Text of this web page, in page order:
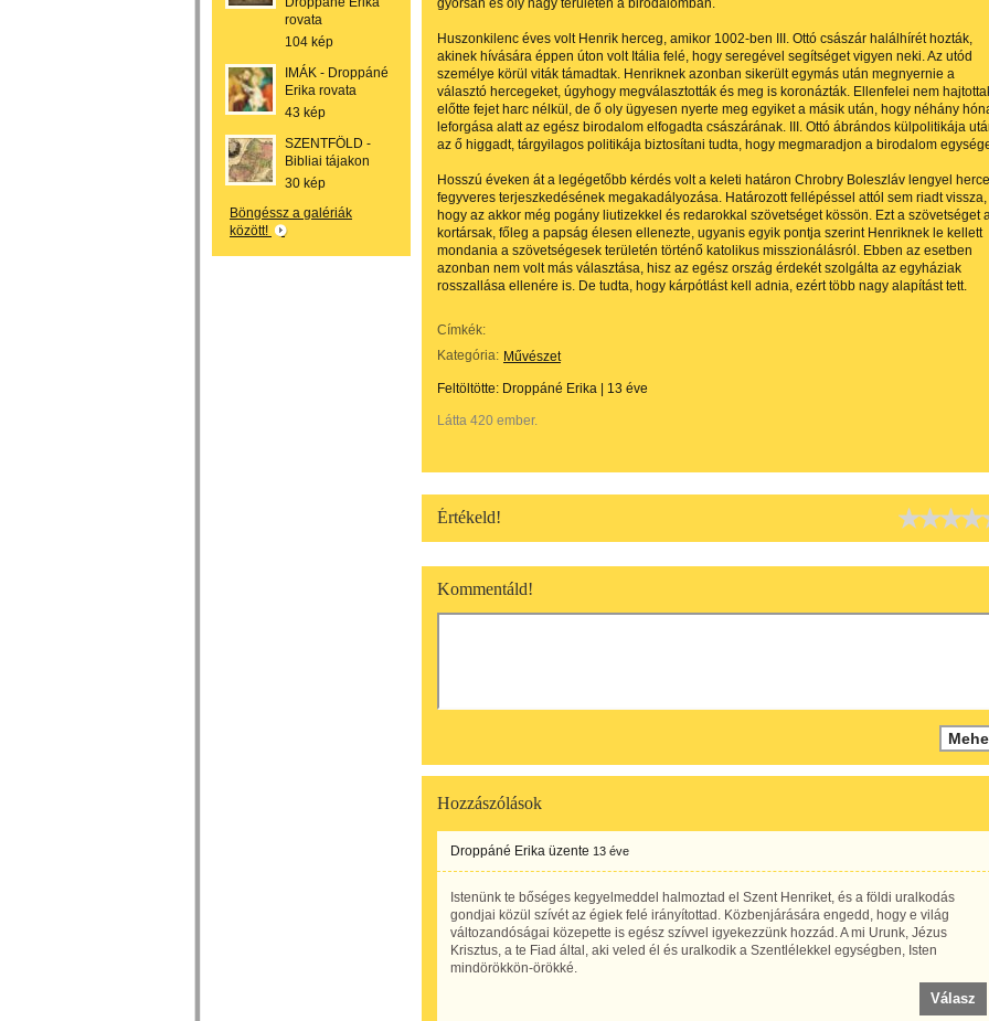
rovata
104 kép
IMÁK - Droppáné
Erika rovata
43 kép
SZENTFÖLD -
Bibliai tájakon
30 kép
Böngéssz a galériák
között!
gyorsan és oly nagy területen a birodalomban.
Huszonkilenc éves volt Henrik herceg, amikor 1002-ben III. Ottó császár halálhírét hozták,
akinek hívására éppen úton volt Itália felé, hogy seregével segítséget vigyen neki. Az utód
személye körül viták támadtak. Henriknek azonban sikerült egymás után megnyernie a
választó hercegeket, úgyhogy megválasztották és meg is koronázták. Ellenfelei nem
előtte fejet harc nélkül, de ő oly ügyesen nyerte meg egyiket a másik után, hogy néhány
leforgása alatt az egész birodalom elfogadta császárának. III. Ottó ábrándos külpolitikája
az ő higgadt, tárgyilagos politikája biztosítani tudta, hogy megmaradjon a birodalom
Hosszú éveken át a legégetőbb kérdés volt a keleti határon Chrobry Boleszláv lengyel
fegyveres terjeszkedésének megakadályozása. Határozott fellépéssel attól sem riadt vissza,
hogy az akkor még pogány liutizekkel és redarokkal szövetséget kössön. Ezt a szövetséget
kortársak, főleg a papság élesen ellenezte, ugyanis egyik pontja szerint Henriknek le kellett
mondania a szövetségesek területén történő katolikus misszionálásról. Ebben az esetben
azonban nem volt más választása, hisz az egész ország érdekét szolgálta az egyháziak
rosszallása ellenére is. De tudta, hogy kárpótlást kell adnia, ezért több nagy alapítást tett.
Címkék:
Kategória: Művészet
Feltöltötte: Droppáné Erika 13 éve
Látta 420 ember.
Értékeld!
Kommentáld!
Hozzászólások
Droppáné Erika üzente 13 éve
Istenünk te bőséges kegyelmeddel halmoztad el Szent Henriket, és a földi uralkodás
gondjai közül szívét az égiek felé irányítottad. Közbenjárására engedd, hogy e világ
változandóságai közepette is egész szívvel igyekezzünk hozzád. A mi Urunk, Jézus
Krisztus, a te Fiad által, aki veled él és uralkodik a Szentlélekkel egységben, Isten
mindörökkön-örökké.
Válasz